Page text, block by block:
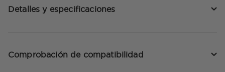
Detalles y especificaciones
Comprobación de compatibilidad